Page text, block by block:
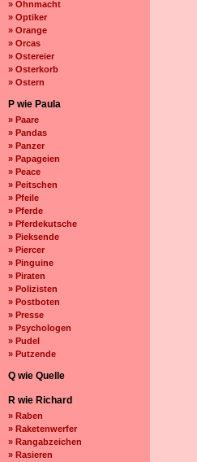
» Ohnmacht
» Optiker
» Orange
» Orcas
» Ostereier
» Osterkorb
» Ostern
P wie Paula
» Paare
» Pandas
» Panzer
» Papageien
» Peace
» Peitschen
» Pfeile
» Pferde
» Pferdekutsche
» Pieksende
» Piercer
» Pinguine
» Piraten
» Polizisten
» Postboten
» Presse
» Psychologen
» Pudel
» Putzende
Q wie Quelle
R wie Richard
» Raben
» Raketenwerfer
» Rangabzeichen
» Rasieren